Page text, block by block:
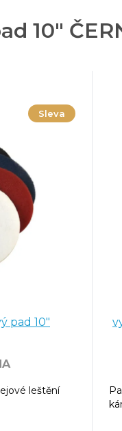
10"
Sleva
pad 10"
leštění